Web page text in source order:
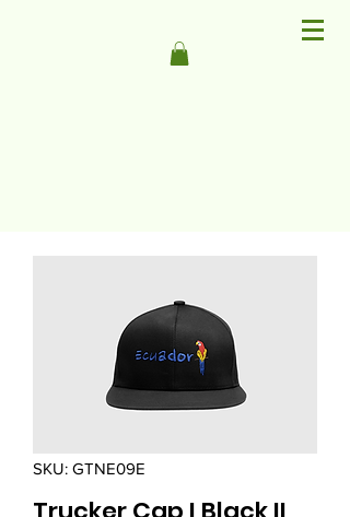
SKU: GTNE09E